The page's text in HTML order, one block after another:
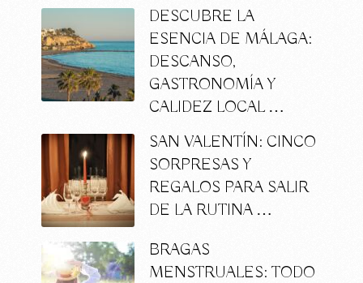
DESCUBRE LA
ESENCIA DE MÁLAGA:
DESCANSO,
GASTRONOMÍA Y
CALIDEZ LOCAL …
SAN VALENTÍN: CINCO
SORPRESAS Y
REGALOS PARA SALIR
DE LA RUTINA …
BRAGAS
MENSTRUALES: TODO